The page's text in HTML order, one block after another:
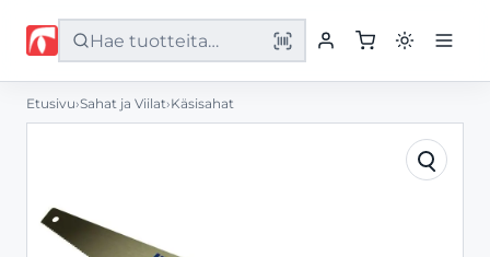
Etusivu
Palvelut
Etusivu›Sahat ja Viilat›Käsisahat